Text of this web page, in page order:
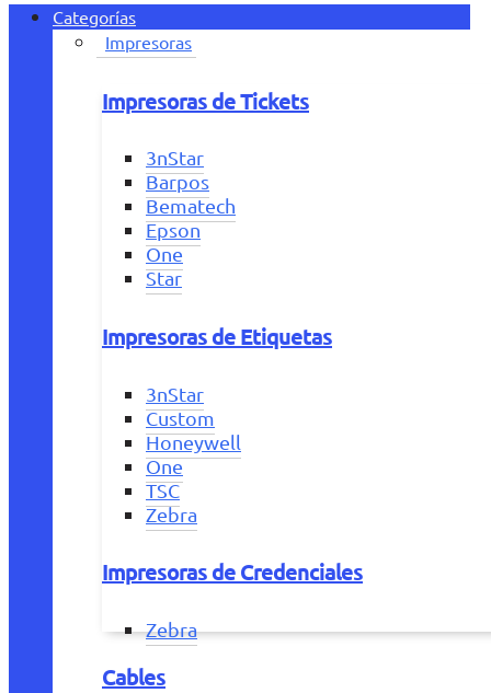
Categorías
Impresoras
Impresoras de Tickets
3nStar
Barpos
Bematech
Epson
One
Star
Impresoras de Etiquetas
3nStar
Custom
Honeywell
One
TSC
Zebra
Impresoras de Credenciales
Zebra
Cables